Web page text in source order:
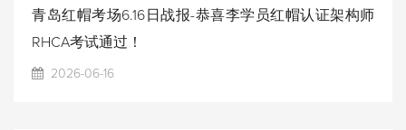
青岛红帽考场6.16日战报-恭喜李学员红帽认证架构师
RHCA考试通过！
2026-06-16